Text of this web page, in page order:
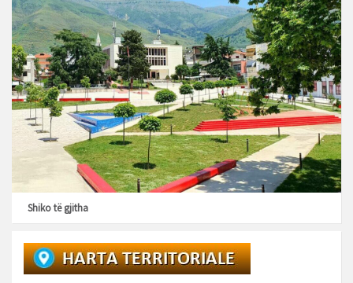
Shiko të gjitha